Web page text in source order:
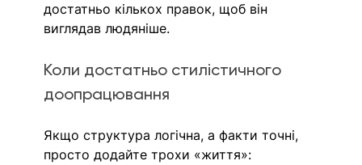
достатньо кількох правок, щоб він
виглядав людяніше.
Коли достатньо стилістичного
доопрацювання
Якщо структура логічна, а факти точні,
просто додайте трохи «життя»: